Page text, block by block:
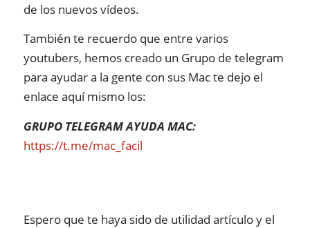
de los nuevos vídeos.
También te recuerdo que entre varios
youtubers, hemos creado un Grupo de telegram
para ayudar a la gente con sus Mac te dejo el
enlace aquí mismo los:
GRUPO TELEGRAM AYUDA MAC:
https://t.me/mac_facil
Espero que te haya sido de utilidad artículo y el